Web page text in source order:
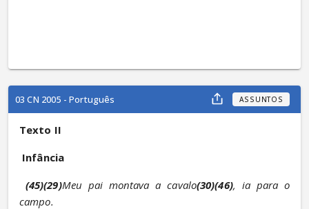
03 CN 2005 - Português ASSUNTOS
Texto II
Infância
(45)(29)Meu pai montava a cavalo(30)(46), ia para o
campo.